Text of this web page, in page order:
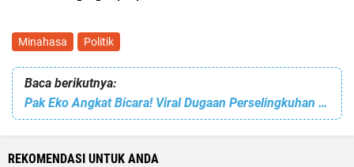
Minahasa Politik
Baca berikutnya:
Pak Eko Angkat Bicara! Viral Dugaan Perselingkuhan Disebut Fitnah, Nama Baik dan Keluarga Jadi Korban
REKOMENDASI UNTUK ANDA